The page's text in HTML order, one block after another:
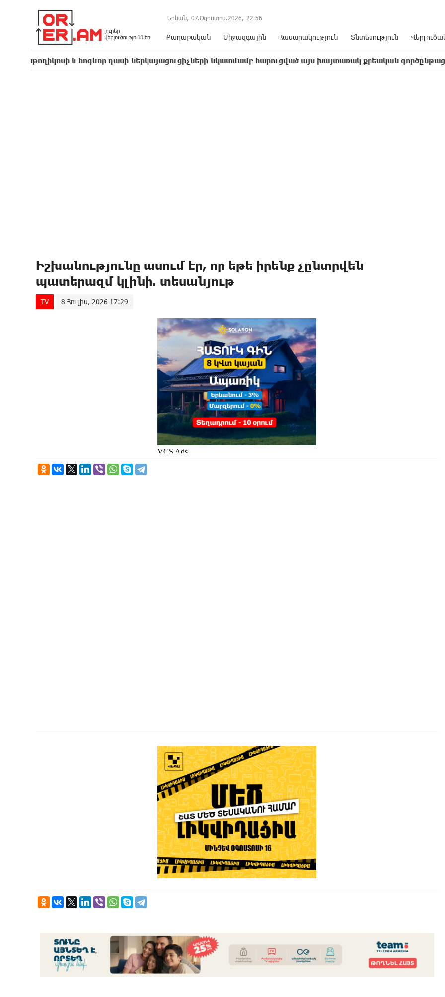
Երևան, 07.Օգոստոս.2026, 22 56
Քաղաքական Միջազգային Հասարակություն Տնտեսություն
և հոգևոր դասի ներկայացուցիչների նկատմամբ հարուցված այս խայտառակ քրեական գործընթացը
Իշխանությունը ասում էր, որ եթե իրենք չընտրվեն
պատերազմ կլինի. տեսանյութ
TV 8 Հուլիս, 2026 17:29